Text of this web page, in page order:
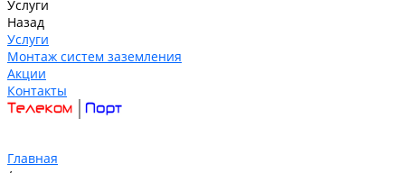
Услуги
Назад
Услуги
Монтаж систем заземления
Акции
Контакты
Главная